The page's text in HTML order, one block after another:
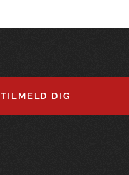
TILMELD DIG